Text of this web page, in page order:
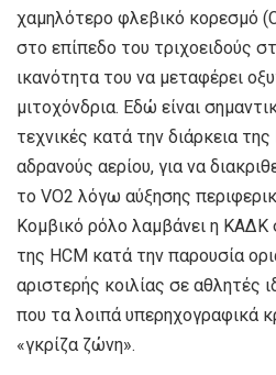
χαμηλότερο φλεβικό κορεσμό
στο επίπεδο του τριχοειδούς
ικανότητα του να μεταφέρει
μιτοχόνδρια. Εδώ είναι
τεχνικές κατά την διάρκεια
αδρανούς αερίου, για να
το VO2 λόγω αύξησης
Κομβικό ρόλο λαμβάνει η ΚΑΔΚ
της HCM κατά την παρουσία
αριστερής κοιλίας σε αθλητές
που τα λοιπά υπερηχογραφικά
«γκρίζα ζώνη».